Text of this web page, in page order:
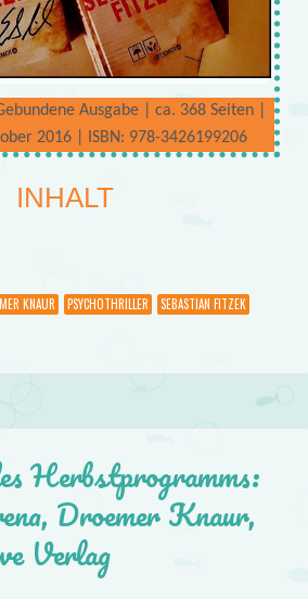
Ausgabe | ca. 368 Seiten |
2016 | ISBN: 978-3426199206
INHALT
KNAUR PSYCHOTHRILLER
SEBASTIAN FITZEK
Herbstprogramms:
Droemer Knaur,
Verlag